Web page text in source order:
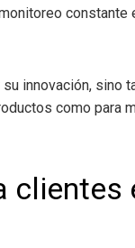
constante
innovación, sino
como para
clientes